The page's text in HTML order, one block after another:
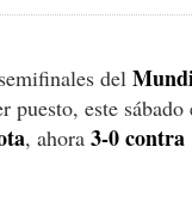
del
este sábado
, ahora 3-0contra